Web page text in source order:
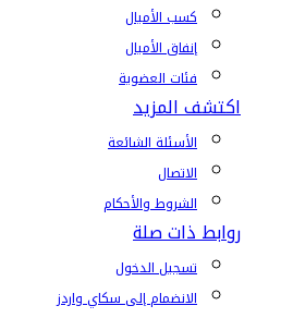
كسب الأميال
إنفاق الأميال
فئات العضوية
اكتشف المزيد
الأسئلة الشائعة
الاتصال
الشروط والأحكام
روابط ذات صلة
تسجيل الدخول
الانضمام إلى سكاي واردز